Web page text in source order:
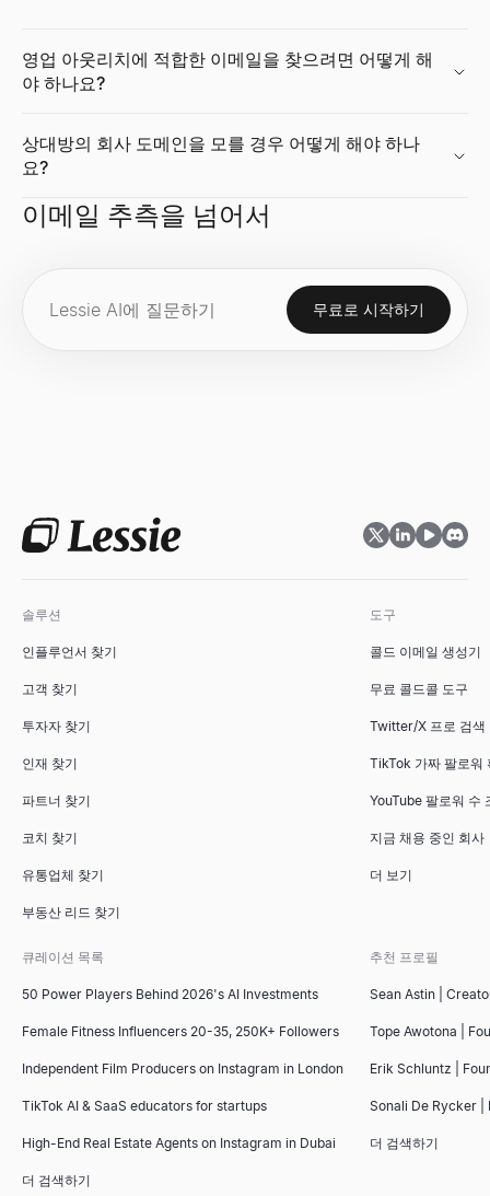
살펴보기→
구매 신호 확인기
살펴보기
→
채용 신호 스캐너
회사를 입력하세요. 채용 중인 직무, 성장 중인 팀, 그리고 연락 방
살펴보기 →
즉시 B2B 기업 인텔리전스 스냅샷 생성 — 매출, 펀딩, 기술 스택,
살펴보기
유사 기업 검색기
살펴보기
살펴보기→
직무명 생성기
살펴보기
→
면접 질문 생성기
어떤 역할과 면접 유형에든 맞춤형 면접 질문을 몇 초 만에 생성
살펴보기 →
이력서를 업로드하고 직무 설명을 붙여넣어 0-100점의 일치 점
살펴보기
면접 평가표 템플릿
살펴보기
LinkedIn InMail 템플릿
살펴보기→
불리언 검색 문자열 생성기
살펴보기→
살펴보기→
시장 규모 계산기
살펴보기
→
ICP 적합성 평가기
이상적 고객 프로필에 따라 B2B 계정을 평가하세요. 즉시 적합성
살펴보기 →
무료 AI 기반 경쟁사 비교 도구. 경쟁사의 SEO, 가격, 소셜 미디
살펴보기
무료 인보이스 생성기
살펴보기
영업 아웃리치에 적합한 이메일을 찾으려면 어떻게 해
야 하나요?
상대방의 회사 도메인을 모를 경우 어떻게 해야 하나
요?
이메일 추측을 넘어서
무료로 시작하기
솔루션
인플루언서 찾기
고객 찾기
투자자 찾기
인재 찾기
파트너 찾기
코치 찾기
유통업체 찾기
부동산 리드 찾기
도구
콜드 이메일 생성기
무료 콜드콜 도구
Twitter/X 프로 검색
TikTok 가짜 팔로워
YouTube 팔로워 수
지금 채용 중인 회사
더 보기
큐레이션 목록
50 Power Players Behind 2026's AI Investments
Female Fitness Influencers 20-35, 250K+ Followers
Independent Film Producers on Instagram in London
TikTok AI & SaaS educators for startups
High-End Real Estate Agents on Instagram in Dubai
더 검색하기
추천 프로필
Sean Astin |
Tope Awotona |
Erik Schluntz |
Sonali De Rycker |
더 검색하기